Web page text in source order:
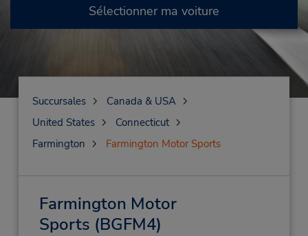
Sélectionner ma voiture
Succursales
Canada & USA
United States
Connecticut
Farmington
Farmington Motor Sports
Farmington Motor
Sports (BGFM4)